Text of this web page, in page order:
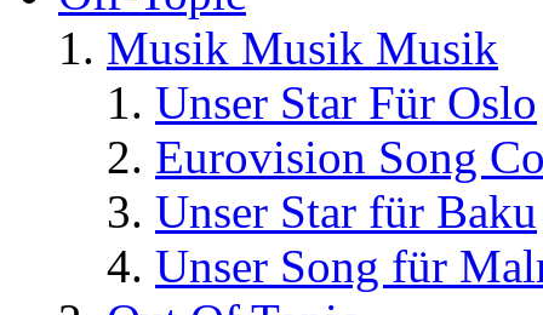
Musik Musik Musik
Unser Star Für Oslo
Eurovision Song
Unser Star für Baku
Unser Song für